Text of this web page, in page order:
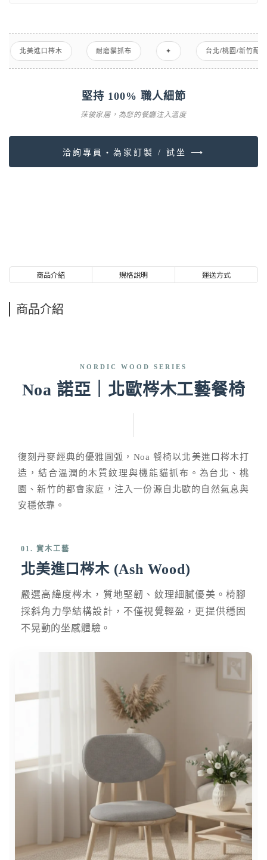
耐磨貓抓布 ✦ 台北/桃園/新竹配送 實體門市體
堅持 100% 職人細節
莯彼家居，為您的餐廳注入溫度
洽詢專員・為家訂製 / 試坐 ⟶
商品介紹 規格說明 運送方式
商品介紹
NORDIC WOOD SERIES
Noa 諾亞｜北歐梣木工藝餐椅
復刻丹麥經典的優雅圓弧，Noa 餐椅以北美進口梣木打
造，結合溫潤的木質紋理與機能貓抓布。為台北、桃
園、新竹的都會家庭，注入一份源自北歐的自然氣息與
安穩依靠。
01. 實木工藝
北美進口梣木 (Ash Wood)
嚴選高緯度梣木，質地堅韌、紋理細膩優美。椅腳
採斜角力學結構設計，不僅視覺輕盈，更提供穩固
不晃動的坐感體驗。